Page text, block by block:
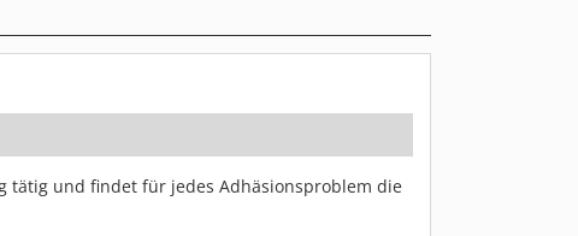
tätig und findet für jedes Adhäsionsproblem die